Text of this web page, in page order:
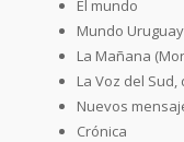
El mundo
Mundo
La Mañana
La Voz del
Nuevos
Crónica